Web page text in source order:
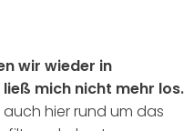
wir wieder in
mich nicht mehr los.
hier rund um das